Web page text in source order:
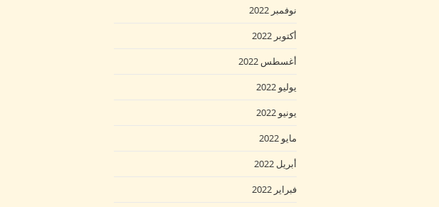
نوفمبر 2022
أكتوبر 2022
أغسطس 2022
يوليو 2022
يونيو 2022
مايو 2022
أبريل 2022
فبراير 2022